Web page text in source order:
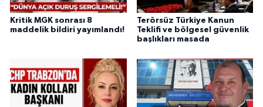
Kritik MGK sonrası 8
maddelik bildiri yayımlandı!
Terörsüz Türkiye Kanun
Teklifi ve bölgesel güvenlik
başlıkları masada